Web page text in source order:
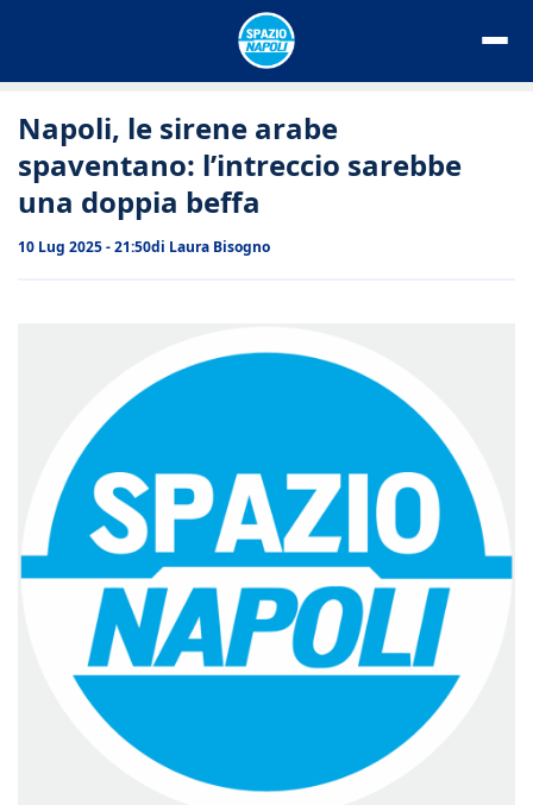
Napoli, le sirene arabe
spaventano: l’intreccio sarebbe
una doppia beffa
10 Lug 2025 - 21:50di Laura Bisogno